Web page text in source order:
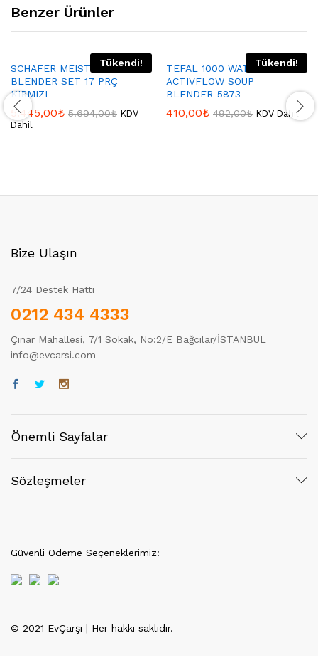
Benzer Ürünler
Tükendi!
SCHAFER MEISTER MULTI
BLENDER SET 17 PRÇ
KIRMIZI
5.445,00₺ 5.694,00₺ KDV
Dahil
Tükendi!
TEFAL 1000 WATT GUMUS
ACTIVFLOW SOUP
BLENDER-5873
410,00₺ 492,00₺ KDV Dahil
Bize Ulaşın
7/24 Destek Hattı
0212 434 4333
Çınar Mahallesi, 7/1 Sokak, No:2/E Bağcılar/İSTANBUL
info@evcarsi.com
Önemli Sayfalar
Sözleşmeler
© 2021 EvÇarşı | Her hakkı saklıdır.
Güvenli Ödeme Seçeneklerimiz: